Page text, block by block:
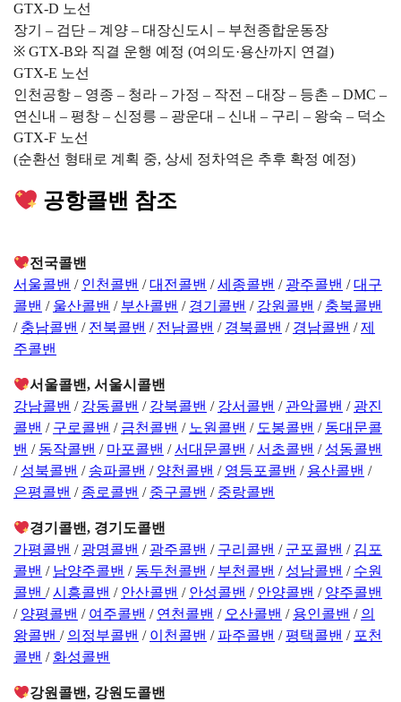
GTX-D 노선
장기 – 검단 – 계양 – 대장신도시 – 부천종합운동장
※ GTX-B와 직결 운행 예정 (여의도·용산까지 연결)
GTX-E 노선
인천공항 – 영종 – 청라 – 가정 – 작전 – 대장 – 등촌 – DMC –
연신내 – 평창 – 신정릉 – 광운대 – 신내 – 구리 – 왕숙 – 덕소
GTX-F 노선
(순환선 형태로 계획 중, 상세 정차역은 추후 확정 예정)
공항콜밴 참조
전국콜밴
서울콜밴 / 인천콜밴 /대전콜밴 /세종콜밴 / 광주콜밴 /대구
콜밴 / 울산콜밴 / 부산콜밴 / 경기콜밴 / 강원콜밴 / 충북콜밴
/ 충남콜밴 / 전북콜밴 / 전남콜밴 / 경북콜밴 / 경남콜밴 /제
주콜밴
서울콜밴, 서울시콜밴
강남콜밴 / 강동콜밴 / 강북콜밴 / 강서콜밴 / 관악콜밴 / 광진
콜밴 / 구로콜밴 / 금천콜밴 / 노원콜밴 / 도봉콜밴 / 동대문콜
밴 / 동작콜밴 / 마포콜밴 /서대문콜밴 /서초콜밴 / 성동콜밴
/ 성북콜밴 / 송파콜밴 / 양천콜밴 / 영등포콜밴 / 용산콜밴 /
은평콜밴 / 종로콜밴 / 중구콜밴 / 중랑콜밴
경기콜밴, 경기도콜밴
가평콜밴 / 광명콜밴 / 광주콜밴 / 구리콜밴 / 군포콜밴 / 김포
콜밴 / 남양주콜밴 / 동두천콜밴 / 부천콜밴 / 성남콜밴 / 수원
콜밴/시흥콜밴 / 안산콜밴 / 안성콜밴 / 안양콜밴 / 양주콜밴
/ 양평콜밴 / 여주콜밴 / 연천콜밴 / 오산콜밴 / 용인콜밴 / 의
왕콜밴/ 의정부콜밴 / 이천콜밴 / 파주콜밴 /평택콜밴 / 포천
콜밴 / 화성콜밴
강원콜밴, 강원도콜밴